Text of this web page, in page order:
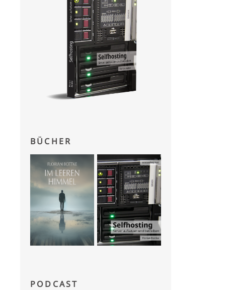
BÜCHER
PODCAST